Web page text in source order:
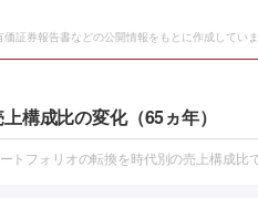
価証券報告書などの公開情報をもとに作成してい
構成比の変化（65ヵ年）
トフォリオの転換を時代別の売上構成比